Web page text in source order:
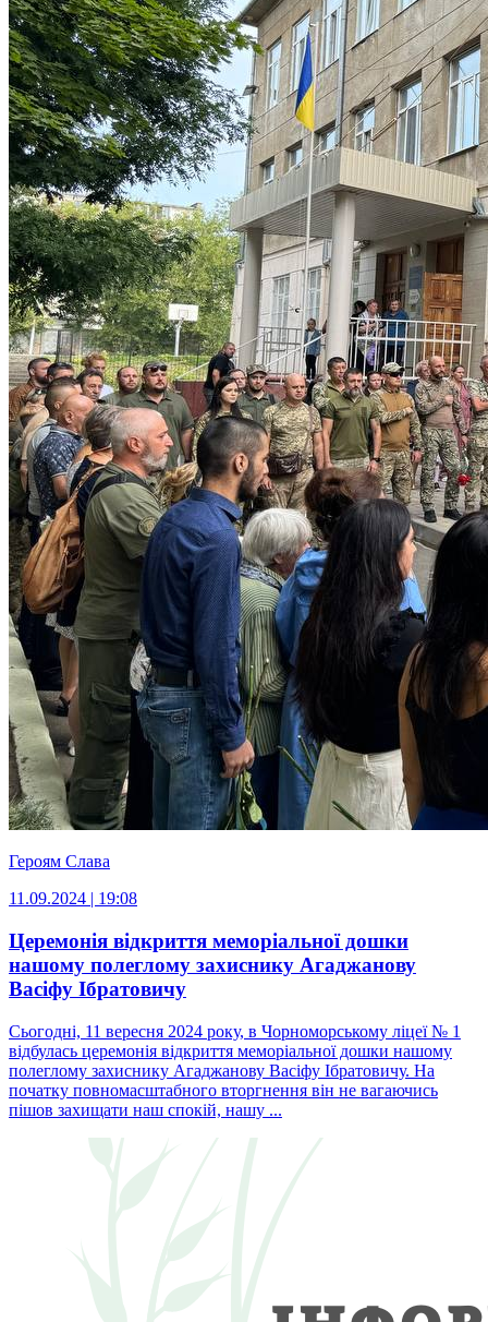
Героям Слава
11.09.2024 | 19:08
Церемонія відкриття меморіальної дошки
нашому полеглому захиснику Агаджанову
Васіфу Ібратовичу
Сьогодні, 11 вересня 2024 року, в Чорноморському ліцеї № 1
відбулась церемонія відкриття меморіальної дошки нашому
полеглому захиснику Агаджанову Васіфу Ібратовичу. На
початку повномасштабного вторгнення він не вагаючись
пішов захищати наш спокій, нашу ...